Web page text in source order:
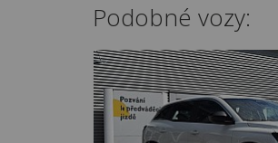
Podobné vozy: